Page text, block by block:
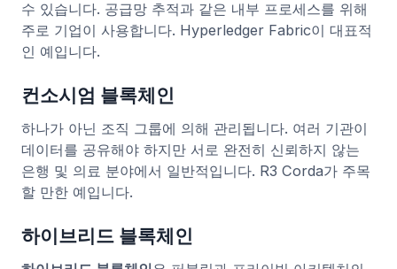
수 있습니다. 공급망 추적과 같은 내부 프로세스를 위해
주로 기업이 사용합니다. Hyperledger Fabric이 대표적
인 예입니다.
컨소시엄 블록체인
하나가 아닌 조직 그룹에 의해 관리됩니다. 여러 기관이
데이터를 공유해야 하지만 서로 완전히 신뢰하지 않는
은행 및 의료 분야에서 일반적입니다. R3 Corda가 주목
할 만한 예입니다.
하이브리드 블록체인